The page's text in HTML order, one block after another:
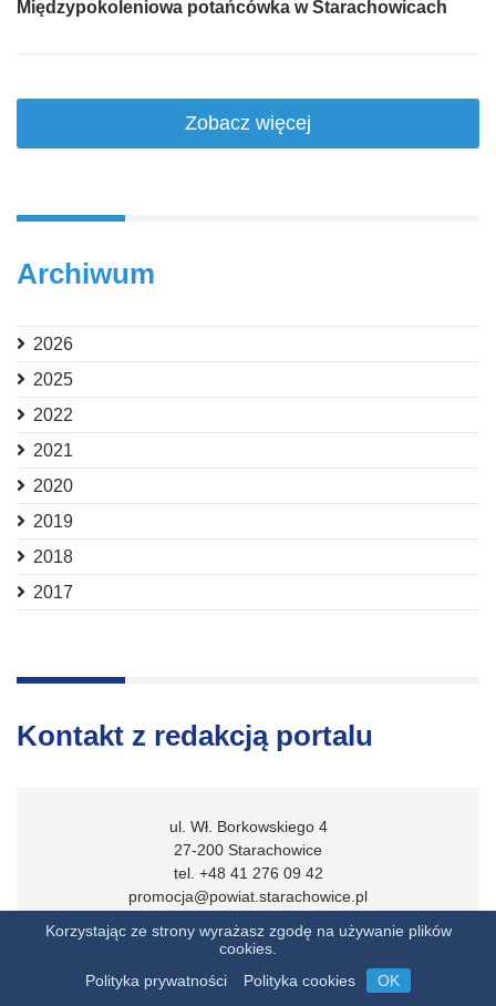
Międzypokoleniowa potańcówka w Starachowicach
Zobacz więcej
Archiwum
2026
2025
2022
2021
2020
2019
2018
2017
Kontakt z redakcją portalu
ul. Wł. Borkowskiego 4
27-200 Starachowice
tel. +48 41 276 09 42
promocja@powiat.starachowice.pl
Zobacz więcej
Korzystając ze strony wyrażasz zgodę na używanie plików
cookies.
Polityka prywatności
Polityka cookies OK